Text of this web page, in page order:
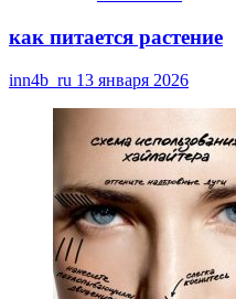
как питается растение
inn4b_ru 13 января 2026